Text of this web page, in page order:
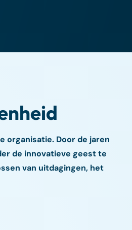
organisatie. Door de jaren
de innovatieve geest te
van uitdagingen, het